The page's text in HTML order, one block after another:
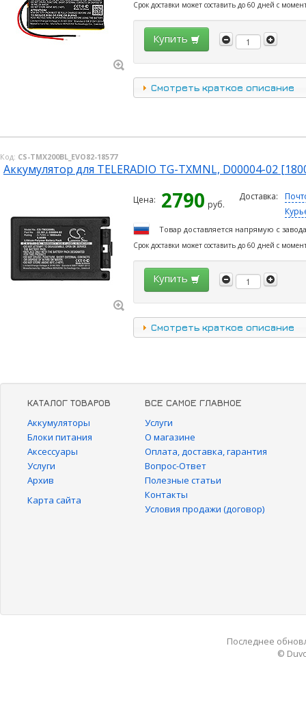
Срок доставки может составить до 60 дней с
Купить
Смотреть краткое описание
Код: CS-TMX200BL_EVO82-18577
Аккумулятор для TELERADIO TG-TXMNL, D00004-02
Цена: 2790 руб.
Доставка:
Товар доставляется напрямую с
Срок доставки может составить до 60 дней с
Купить
Смотреть краткое описание
КАТАЛОГ ТОВАРОВ
Аккумуляторы
Блоки питания
Аксессуары
Услуги
Архив
Карта сайта
ВСЕ САМОЕ ГЛАВНОЕ
Услуги
О магазине
Оплата, доставка, гарантия
Вопрос-Ответ
Полезные статьи
Контакты
Условия продажи (договор)
Последнее
©